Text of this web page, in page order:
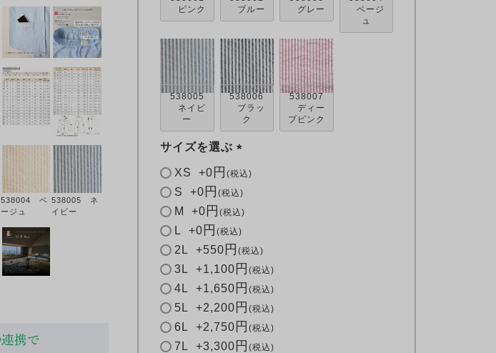
538004 ベ
ージュ
538005 ネ
イビー
ピンク
ブルー
グレー
ベージ
ュ
538005
ネイビ
ー
538006
ブラッ
ク
538007
ディー
プピンク
サイズを選ぶ
(
)
XS +0 税込
S +0 税込
M +0 税込
L +0 税込
2L +550 税込
3L +1,100 税込
4L +1,650 税込
5L +2,200 税込
6L +2,750 税込
7L +3,300 税込